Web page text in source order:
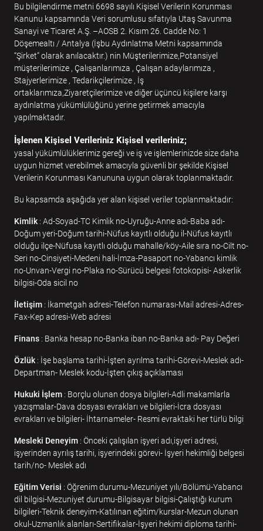
Bu bilgilendirme metni 6698 sayılı Kişisel Verilerin Korunması
Kanunu kapsamında Veri sorumlusu sıfatıyla Utaş Savunma
Sanayi ve Ticaret A.Ş. –AOSB 2. Kısım 26. Cadde No: 1
Döşemealtı / Antalya (İşbu Aydınlatma Metni kapsamında
“Şirket” olarak anılacaktır.) nin Müşterilerimize,Potansiyel
müşterilerimize , Çalışanlarımıza , Çalışan adaylarımıza ,
Stajyerlerimize , Tedarikçilerimize , İş
ortaklarımıza,Ziyaretçilerimize ve diğer üçüncü kişilere karşı
aydınlatma yükümlülüğünü yerine getirmek amacıyla
yapılmaktadır.
İşlenen Kişisel Verileriniz Kişisel verileriniz;
yasal yükümlülüklerimiz gereği ve iş ve işlemlerinizde size daha
uygun hizmet verebilmek amacıyla güvenli bir şekilde Kişisel
Verilerin Korunması Kanununa uygun olarak toplanmaktadır.
Bu kapsamda aşağıda yer alan kişisel veriler toplanmaktadır:
Kimlik: Ad-Soyad-TC Kimlik no-Uyruğu-Anne adı-Baba adı-
Doğum yeri-Doğum tarihi-Nüfus kayıtlı olduğu il-Nüfus kayıtlı
olduğu ilçe-Nüfusa kayıtlı olduğu mahalle/köy-Aile sıra no-Cilt no-
Seri no-Cinsiyeti-Medeni hali-İmza-Pasaport no-Yabancı kimlik
no-Unvan-Vergi no-Plaka no-Sürücü belgesi fotokopisi- Askerlik
bilgisi-Oda sicil no
İletişim : İkametgah adresi-Telefon numarası-Mail adresi-Adres-
Fax-Kep adresi-Web adresi
Finans : Banka hesap no-Banka iban no-Banka adı- Pay Değeri
Özlük: İşe başlama tarihi-İşten ayrılma tarihi-Görevi-Meslek adı-
Departman- Meslek kodu-İşten çıkış açıklaması
Hukuki İşlem : Borçlu olunan dosya bilgileri-Adli makamlarla
yazışmalar-Dava dosyası evrakları ve bilgileri-İcra dosyası
evrakları ve bilgileri- İhtarnameler- Resmi evraktaki her türlü bilgi
Mesleki Deneyim : Önceki çalışılan işyeri adı,işyeri adresi,
işyerinden ayrılış tarihi, işyerindeki görevi- İşyeri hekimliği belgesi
tarih/no- Meslek adı
Eğitim Verisi : Öğrenim durumu-Mezuniyet yılı/Bölümü-Yabancı
dil bilgisi-Mezuniyet durumu-Bilgisayar bilgisi-Çalıştığı kurum
bilgileri-Teknik deneyim-Katılınan eğitim/kurslar-Mezun olunan
okul-Uzmanlık alanları-Sertifikalar-İşyeri hekimi diploma tarihi-